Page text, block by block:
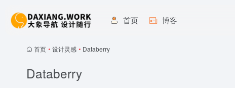
首页 博客
首页 • 设计灵感 • Databerry
Databerry